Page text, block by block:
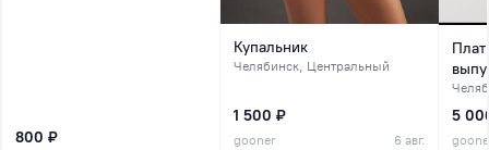
800 ₽
Купальник
Челябинск, Центральный
1 500 ₽
gooner
6 авг.
5